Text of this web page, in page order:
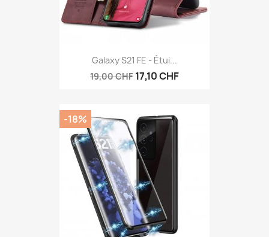
Galaxy S21 FE - Étui...
19,00 CHF 17,10 CHF
-18%